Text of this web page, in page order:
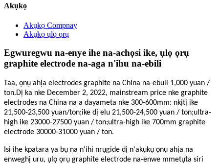
Akụkọ
Akụkọ Compnay
Akụkọ ụlọ ọrụ
Egwuregwu na-enye ihe na-achọsi ike, ụlọ ọrụ
graphite electrode na-aga n'ihu na-ebili
Taa, ọnụ ahịa electrodes graphite na China na-ebuli 1,000 yuan /
ton.Dị ka nke December 2, 2022, mainstream price nke graphite
electrodes na China na a dayameta nke 300-600mm: nkịtị ike
21,500-23,500 yuan/ton;ike dị elu 21,500-24,500 yuan / ton;ultra-
high ike 23000-27500 yuan / ton;ultra-high ike 700mm graphite
electrode 30000-31000 yuan / ton.
Isi ihe kpatara ya bụ na n'ihi nrụgide dị n'akụkụ ọnụ ahịa na
enweghị uru, ụlọ ọrụ graphite electrode na-enwe mmetụta siri